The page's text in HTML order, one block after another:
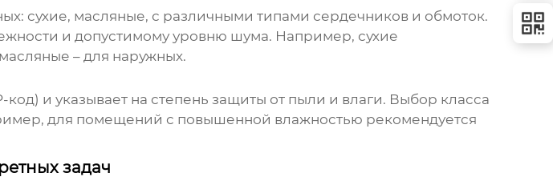
: сухие, масляные, с различными типами сердечников и обмоток.
и допустимому уровню шума. Например, сухие
– для наружных.
и указывает на степень защиты от пыли и влаги. Выбор класса
для помещений с повышенной влажностью рекомендуется
задач